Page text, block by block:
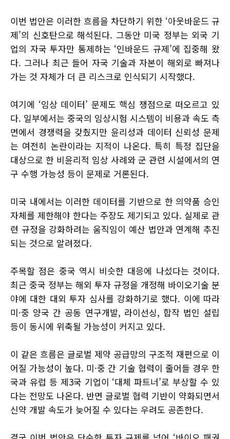
이번 법안은 이러한 흐름을 차단하기 위한 ‘아웃바운드 규
제’의 신호탄으로 해석된다. 그동안 미국 정부는 외국 기
업의 자국 투자만 통제하는 ‘인바운드 규제’에 집중해 왔
다. 그러나 최근 들어 자국 기술과 자본이 해외로 빠져나
가는 것 자체가 더 큰 리스크로 인식되기 시작했다.
여기에 ‘임상 데이터’ 문제도 핵심 쟁점으로 떠오르고 있
다. 일부에서는 중국의 임상시험 시스템이 비용과 속도 측
면에서 경쟁력을 갖췄지만 윤리성과 데이터 신뢰성 문제
는 여전히 논란이라는 지적이 나온다. 특히 특정 집단을
대상으로 한 비윤리적 임상 사례와 군 관련 시설에서의 연
구 수행 가능성 등이 문제로 거론된다.
미국 내에서는 이러한 데이터를 기반으로 한 의약품 승인
자체를 제한해야 한다는 주장도 제기되고 있다. 실제로 관
련 규정을 강화하려는 움직임이 예산 법안과 연계해 추진
되는 것으로 알려졌다.
주목할 점은 중국 역시 비슷한 대응에 나섰다는 것이다.
최근 중국 정부는 해외 투자 규정을 개정해 바이오기술 분
야에 대한 대외 투자 심사를 강화하기로 했다. 이에 따라
미·중 양국 간 공동 연구개발, 라이선싱, 합작 법인 설립
등이 동시에 위축될 가능성이 커지고 있다.
이 같은 흐름은 글로벌 제약 공급망의 구조적 재편으로 이
어질 가능성이 높다. 미·중 간 기술 협력이 줄어들 경우 한
국과 유럽 등 제3국 기업이 ‘대체 파트너’로 부상할 수 있
다는 전망도 나온다. 반면 글로벌 협력 기반이 약화되면서
신약 개발 속도가 늦어질 수 있다는 우려도 공존한다.